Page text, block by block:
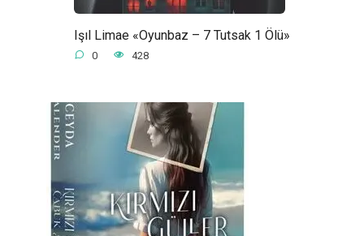
Işıl Limae «Oyunbaz – 7 Tutsak 1 Ölü»
0 428